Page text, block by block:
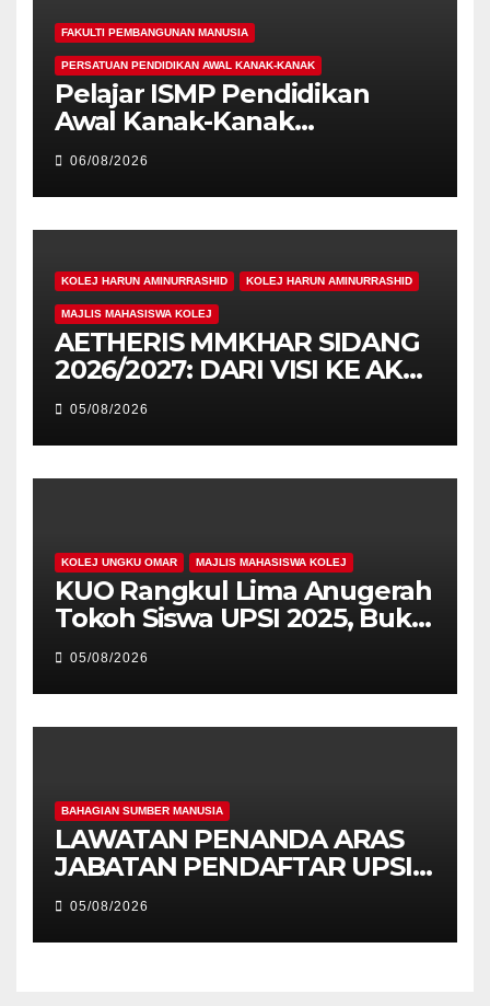
FAKULTI PEMBANGUNAN MANUSIA
PERSATUAN PENDIDIKAN AWAL KANAK-KANAK
Pelajar ISMP Pendidikan
Awal Kanak-Kanak
Cemerlang Raih
Pengiktirafan Antarabangsa
di IAM2026
06/08/2026
KOLEJ HARUN AMINURRASHID KOLEJ HARUN AMINURRASHID
MAJLIS MAHASISWA KOLEJ
AETHERIS MMKHAR SIDANG
2026/2027: DARI VISI KE AKSI,
MEMBINA LEGASI GENERASI
PEMIMPIN
05/08/2026
KOLEJ UNGKU OMAR MAJLIS MAHASISWA KOLEJ
KUO Rangkul Lima Anugerah
Tokoh Siswa UPSI 2025, Bukti
Kecemerlangan Mahasiswa
Holistik
05/08/2026
BAHAGIAN SUMBER MANUSIA
LAWATAN PENANDA ARAS
JABATAN PENDAFTAR UPSI
KE JABATAN PENDAFTAR
UniSZA – PERKUKUH
KERJASAMA STRATEGIK
05/08/2026